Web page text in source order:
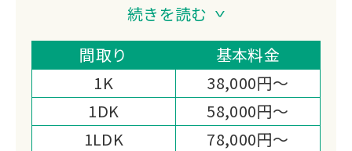
6都県で遺品整理・特殊清掃・空き家片
付けに対応しています。
損害保険加入済みで、家屋解体・デジタ
ル遺品整理・お焚き上げ・遺品供養まで
幅広く対応できる点が、他社にはない強
みです。
続きを読む
間取り
基本料金
1K
38,000円～
1DK
58,000円～
1LDK
78,000円～